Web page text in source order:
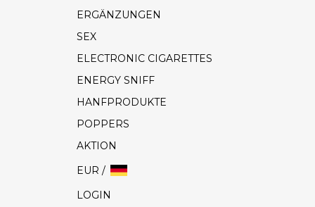
ERGÄNZUNGEN
SEX
ELECTRONIC CIGARETTES
ENERGY SNIFF
HANFPRODUKTE
POPPERS
AKTION
EUR /
LOGIN